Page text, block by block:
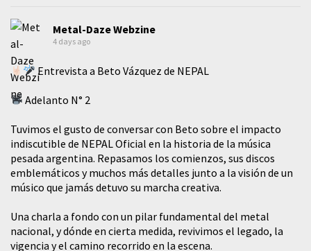
Metal-Daze Webzine
4 days ago
Entrevista a Beto Vázquez de NEPAL
Adelanto N° 2
Tuvimos el gusto de conversar con Beto sobre el impacto
indiscutible de NEPAL Oficial en la historia de la música
pesada argentina. Repasamos los comienzos, sus discos
emblemáticos y muchos más detalles junto a la visión de un
músico que jamás detuvo su marcha creativa.
​Una charla a fondo con un pilar fundamental del metal
nacional, y dónde en cierta medida, revivimos el legado, la
vigencia y el camino recorrido en la escena.